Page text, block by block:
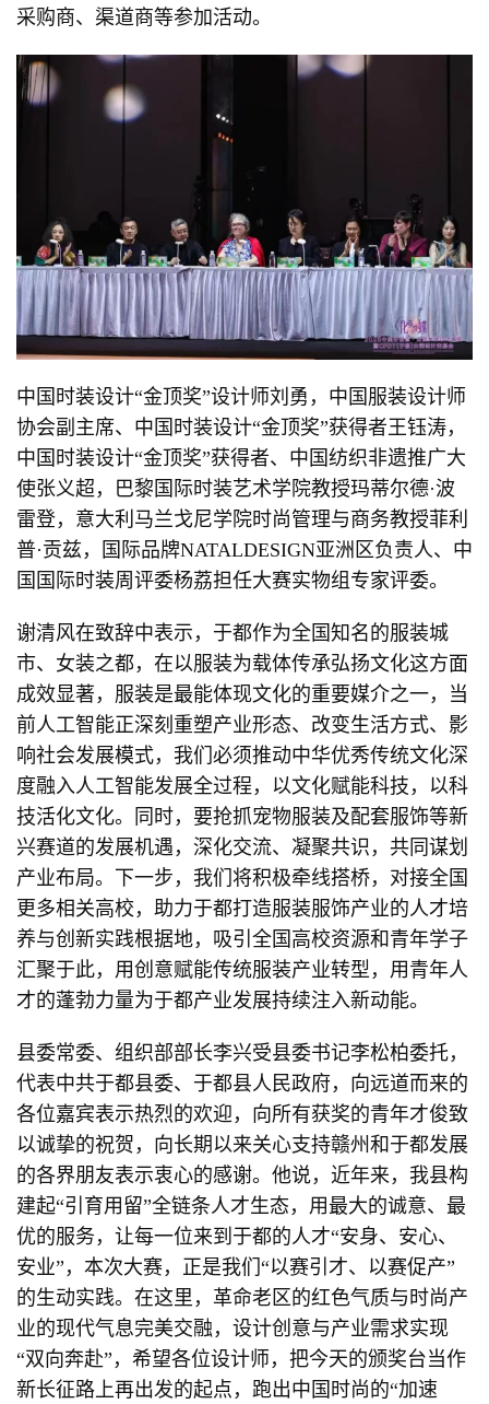
采购商、渠道商等参加活动。
中国时装设计“金顶奖”设计师刘勇，中国服装设计师
协会副主席、中国时装设计“金顶奖”获得者王钰涛，
中国时装设计“金顶奖”获得者、中国纺织非遗推广大
使张义超，巴黎国际时装艺术学院教授玛蒂尔德·波
雷登，意大利马兰戈尼学院时尚管理与商务教授菲利
普·贡兹，国际品牌NATALDESIGN亚洲区负责人、中
国国际时装周评委杨荔担任大赛实物组专家评委。
谢清风在致辞中表示，于都作为全国知名的服装城
市、女装之都，在以服装为载体传承弘扬文化这方面
成效显著，服装是最能体现文化的重要媒介之一，当
前人工智能正深刻重塑产业形态、改变生活方式、影
响社会发展模式，我们必须推动中华优秀传统文化深
度融入人工智能发展全过程，以文化赋能科技，以科
技活化文化。同时，要抢抓宠物服装及配套服饰等新
兴赛道的发展机遇，深化交流、凝聚共识，共同谋划
产业布局。下一步，我们将积极牵线搭桥，对接全国
更多相关高校，助力于都打造服装服饰产业的人才培
养与创新实践根据地，吸引全国高校资源和青年学子
汇聚于此，用创意赋能传统服装产业转型，用青年人
才的蓬勃力量为于都产业发展持续注入新动能。
县委常委、组织部部长李兴受县委书记李松柏委托，
代表中共于都县委、于都县人民政府，向远道而来的
各位嘉宾表示热烈的欢迎，向所有获奖的青年才俊致
以诚挚的祝贺，向长期以来关心支持赣州和于都发展
的各界朋友表示衷心的感谢。他说，近年来，我县构
建起“引育用留”全链条人才生态，用最大的诚意、最
优的服务，让每一位来到于都的人才“安身、安心、
安业”，本次大赛，正是我们“以赛引才、以赛促产”
的生动实践。在这里，革命老区的红色气质与时尚产
业的现代气息完美交融，设计创意与产业需求实现
“双向奔赴”，希望各位设计师，把今天的颁奖台当作
新长征路上再出发的起点，跑出中国时尚的“加速